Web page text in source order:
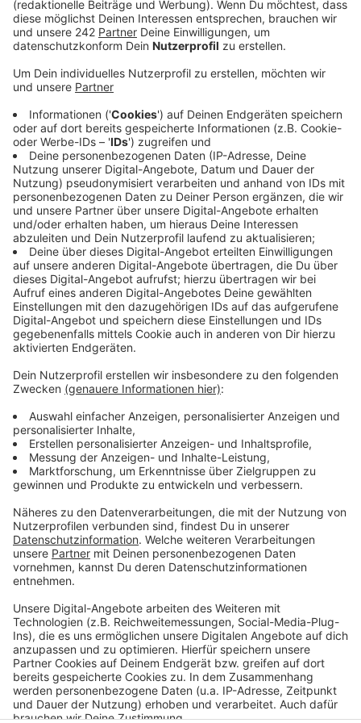
Anzeige
zum Unentschieden machen.
Veröffentlicht:Samstag, 30.11.2019 17:51
Anzeige
Wegen zwei roter Karten gegen Kölns Rafael Czichos
(39. Minute) und den Augsburger André Hahn (44.
Minute), spielten die beiden Mannschaften aus dem
unteren Tabellendrittel nach 44 Minuten nur noch mit
zehn Spielern. Kurz zuvor hatte Florian Niederlechner
die Überzahl der Gäste genutzt und Augsburg zur 1:0
Führung geschossen. Diese Führung behielten die
Franken bis zur 86. Minute. Dann sorgte Jhon Córdoba
mit einem Alleingang für den Ausgleichstreffer zum
1:1.
Nach dem zweiten Spiel unter dem neuen FC-
Cheftrainer Markus Gisdol, kann der 1. FC Köln nur
einen Punkt in Richtung Klassenerhalt mitnehmen. Der
FC liegt weiter auf dem 17. Tabellenplatz.
Am nächsten Sonntag geht es im Aufsteigerduell
gegen Union Berlin. Anpfiff ist um 15:30 Uhr, Radio Köln
überträgt wie immer live mit FC Reporter Guido
Anzeige
Anzeige